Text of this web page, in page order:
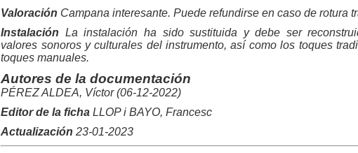
Valoración Campana interesante. Puede refundirse en caso de rotura
Instalación La instalación ha sido sustituida y debe ser
valores sonoros y culturales del instrumento, así como los toques
toques manuales.
Autores de la documentación
PÉREZ ALDEA, Víctor (06-12-2022)
Editor de la ficha LLOP i BAYO, Francesc
Actualización 23-01-2023